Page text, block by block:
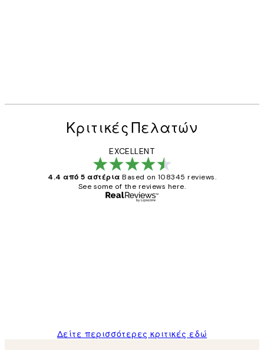
Κριτικές Πελατών
EXCELLENT
4.4 από 5 αστέρια Based on 108345 reviews.
See some of the reviews here.
Δείτε περισσότερες κριτικές εδώ